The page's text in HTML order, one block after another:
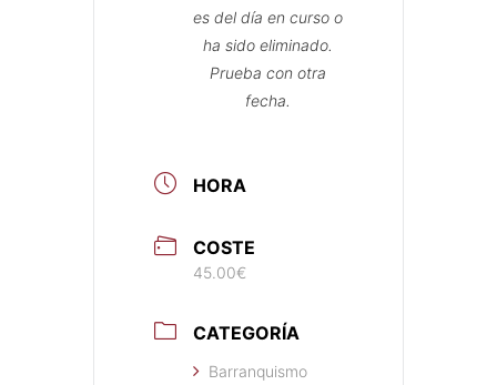
es del día en curso o
ha sido eliminado.
Prueba con otra
fecha.
HORA
COSTE
45.00€
CATEGORÍA
Barranquismo